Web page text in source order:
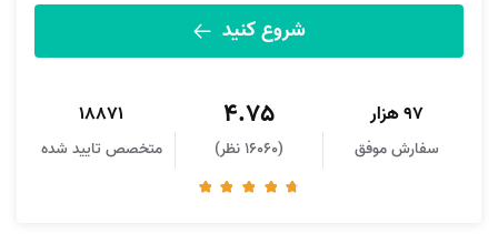
شروع کنید
97 هزار
سفارش موفق
4.75
(16060 نظر)
18871
متخصص تایید شده